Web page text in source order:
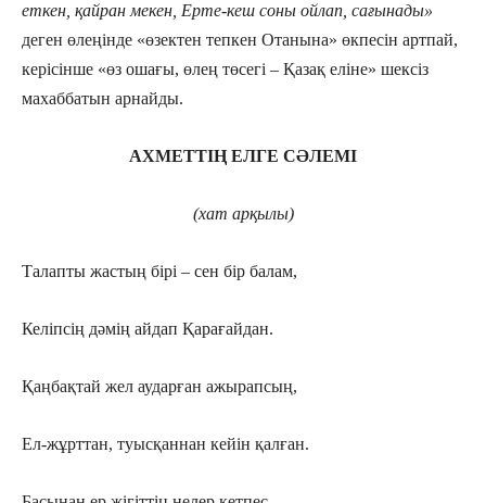
еткен, қайран мекен, Ерте-кеш соны ойлап, сағынады»
деген өлеңінде «өзектен тепкен Отанына» өкпесін артпай,
керісінше «өз ошағы, өлең төсегі – Қазақ еліне» шексіз
махаббатын арнайды.
АХМЕТТІҢ ЕЛГЕ СӘЛЕМІ
(хат арқылы)
Талапты жастың бірі – сен бір балам,
Келіпсің дәмің айдап Қарағайдан.
Қаңбақтай жел аударған ажырапсың,
Ел-жұрттан, туысқаннан кейін қалған.